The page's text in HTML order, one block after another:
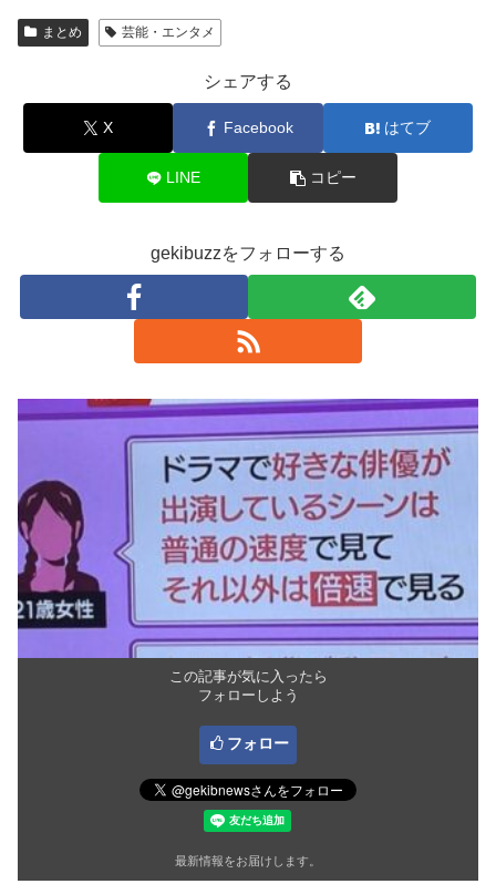
まとめ 芸能・エンタメ
シェアする
X Facebook はてブ
LINE コピー
gekibuzzをフォローする
この記事が気に入ったら
フォローしよう
フォロー
最新情報をお届けします。